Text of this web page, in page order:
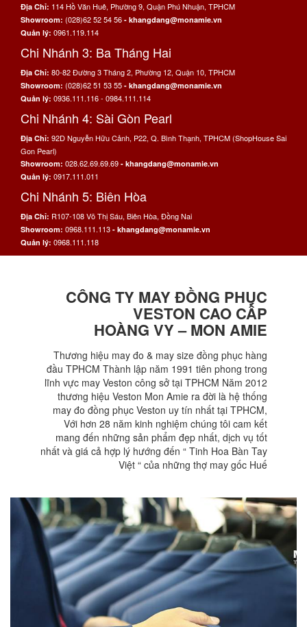
Địa Chỉ: 114 Hồ Văn Huê, Phường 9, Quận Phú Nhuận, TPHCM
Showroom: (028)62 52 54 56 - khangdang@monamie.vn
Quản lý: 0961.119.114
Chi Nhánh 3: Ba Tháng Hai
Địa Chỉ: 80-82 Đường 3 Tháng 2, Phường 12, Quận 10, TPHCM
Showroom: (028)62 51 53 55 - khangdang@monamie.vn
Quản lý: 0936.111.116 - 0984.111.114
Chi Nhánh 4: Sài Gòn Pearl
Địa Chỉ: 92D Nguyễn Hữu Cảnh, P22, Q. Bình Thạnh, TPHCM (ShopHouse Sai
Gon Pearl)
Showroom: 028.62.69.69.69 - khangdang@monamie.vn
Quản lý: 0917.111.011
Chi Nhánh 5: Biên Hòa
Địa Chỉ: R107-108 Võ Thị Sáu, Biên Hòa, Đồng Nai
Showroom: 0968.111.113 - khangdang@monamie.vn
Quản lý: 0968.111.118
CÔNG TY MAY ĐỒNG PHỤC
VESTON CAO CẤP
HOÀNG VY – MON AMIE
Thương hiệu may đo & may size đồng phục hàng
đầu TPHCM Thành lập năm 1991 tiên phong trong
lĩnh vực may Veston công sở tại TPHCM Năm 2012
thương hiệu Veston Mon Amie ra đời là hệ thống
may đo đồng phục Veston uy tín nhất tại TPHCM,
Với hơn 28 năm kinh nghiệm chúng tôi cam kết
mang đến những sản phẩm đẹp nhất, dịch vụ tốt
nhất và giá cả hợp lý hướng đến “ Tinh Hoa Bàn Tay
Việt “ của những thợ may gốc Huế